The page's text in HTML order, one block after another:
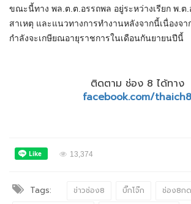
ขณะนี้ทาง พล.ต.ต.อรรถพล อยู่ระหว่างเรียก พ.ต.
สาเหตุ และแนวทางการทำงานหลังจากนี้เนื่องจา
กำลังจะเกษียณอายุราชการในเดือนกันยายนปีนี้
ติดตาม ช่อง 8 ได้ทาง
facebook.com/thaich8
13,374
Tags: ข่าวช่อง8 บิ๊กโจ๊ก ช่อง8ก